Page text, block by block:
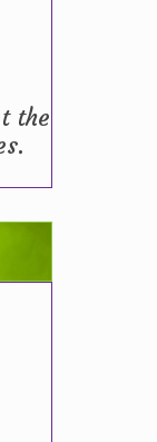
the